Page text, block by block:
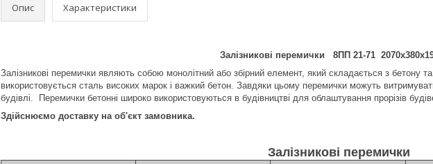
Опис Характеристики
Залізникові перемички 8ПП 21-71
Залізникові перемички являють собою монолітний або збірний елемент, який складається з бетону
використовується сталь високих марок і важкий бетон. Завдяки цьому перемички можуть
будівлі. Перемички бетонні широко використовуються в будівництві для облаштування прорізів
Здійснюємо доставку на об'єкт замовника.
Залізникові перемички